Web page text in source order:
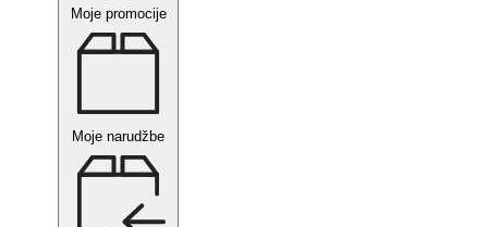
Moje promocije
Moje narudžbe